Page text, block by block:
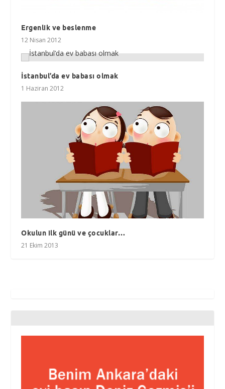
Ergenlik ve beslenme
12 Nisan 2012
İstanbul’da ev babası olmak
1 Haziran 2012
Okulun ilk günü ve çocuklar…
21 Ekim 2013